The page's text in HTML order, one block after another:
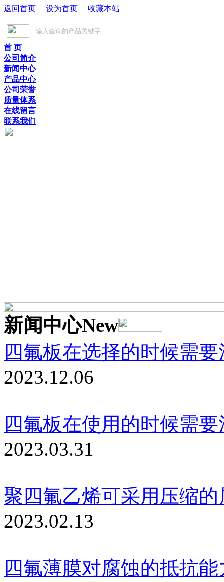
返回首页 设为首页 收藏本站
首 页
公司简介
新闻中心
产品中心
公司荣誉
质量体系
在线留言
联系我们
新闻中心New
四氟板在选择的时候需
2023.12.06
四氟板在使用的时候需
2023.03.31
聚四氟乙烯可采用压缩
2023.02.13
四氟薄膜对腐蚀的抵抗